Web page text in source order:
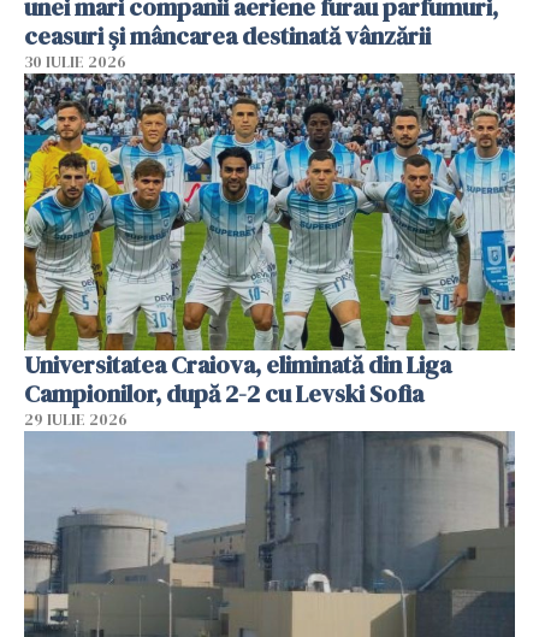
unei mari companii aeriene furau parfumuri,
ceasuri și mâncarea destinată vânzării
30 IULIE 2026
Universitatea Craiova, eliminată din Liga
Campionilor, după 2-2 cu Levski Sofia
29 IULIE 2026